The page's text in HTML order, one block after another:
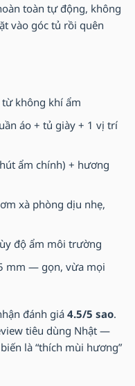
toàn tự động, không
vào góc tủ rồi quên
không khí ẩm
áo + tủ giày + 1 vị trí
ẩm chính) + hương
xà phòng dịu nhẹ,
độ ẩm môi trường
mm — gọn, vừa mọi
đánh giá 4.5/5 sao.
tiêu dùng Nhật —
là “thích mùi hương”